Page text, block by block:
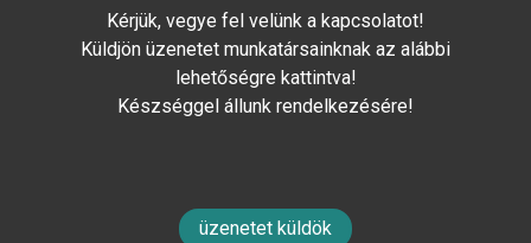
Kérjük, vegye fel velünk a kapcsolatot!
Küldjön üzenetet munkatársainknak az alábbi
lehetőségre kattintva!
Készséggel állunk rendelkezésére!
üzenetet küldök